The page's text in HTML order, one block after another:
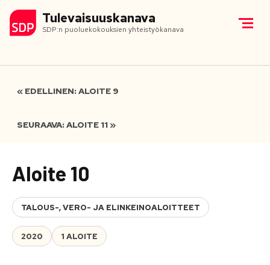
Tulevaisuuskanava
SDP:n puoluekokouksien yhteistyökanava
« EDELLINEN: ALOITE 9
SEURAAVA: ALOITE 11 »
Aloite 10
TALOUS-, VERO- JA ELINKEINOALOITTEET
2020 1 ALOITE